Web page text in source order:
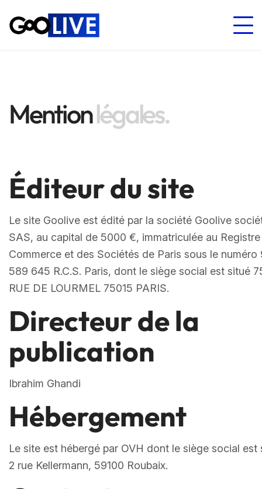
Mentionlégales.
Éditeur du site
Le site Goolive est édité par la société Goolive
SAS, au capital de 5000 €, immatriculée au
Commerce et des Sociétés de Paris sous le numéro
589 645 R.C.S. Paris, dont le siège social est situé
RUE DE LOURMEL 75015 PARIS.
Directeur de la
publication
Ibrahim Ghandi
Hébergement
Le site est hébergé par OVH dont le siège social est
2 rue Kellermann, 59100 Roubaix.